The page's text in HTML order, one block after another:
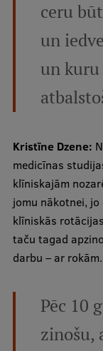
ceru
un
un kuru
Kristīne Dzene:
medicīnas
klīniskajām
jomu nākotnei,
klīniskās
taču tagad
darbu – ar rokām.
Pēc 10
zinošu,